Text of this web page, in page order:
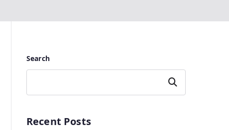
Search
Search
Recent Posts